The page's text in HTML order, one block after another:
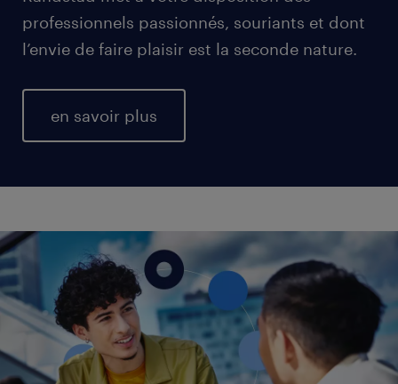
professionnels passionnés, souriants et dont
l’envie de faire plaisir est la seconde nature.
en savoir plus